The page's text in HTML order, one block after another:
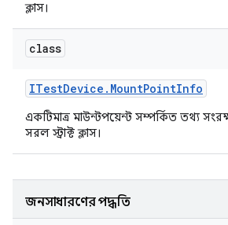
ক্লাস।
class
ITestDevice . MountPointInfo
একটিমাত্র মাউন্টপয়েন্ট সম্পর্কিত তথ্য
সরল স্ট্রাক্ট ক্লাস।
জনসাধারণের পদ্ধতি